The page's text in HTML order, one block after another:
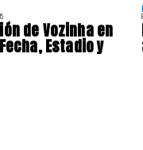
de Vozinha en
Estadio y